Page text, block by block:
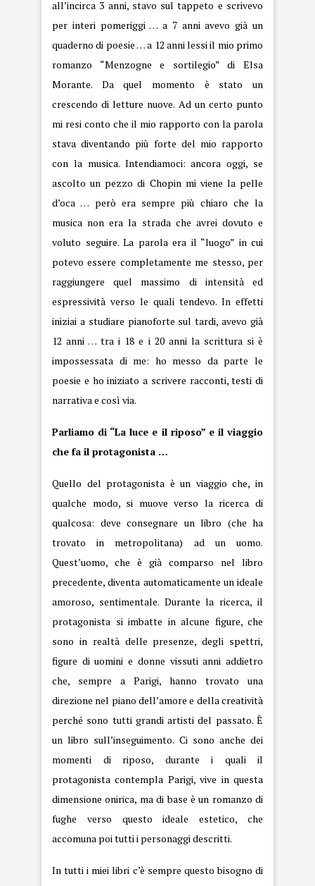
all’incirca 3 anni, stavo sul tappeto e scrivevo
per interi pomeriggi … a 7 anni avevo già un
quaderno di poesie … a 12 anni lessi il mio primo
romanzo “Menzogne e sortilegio” di Elsa
Morante. Da quel momento è stato un
crescendo di letture nuove. Ad un certo punto
mi resi conto che il mio rapporto con la parola
stava diventando più forte del mio rapporto
con la musica. Intendiamoci: ancora oggi, se
ascolto un pezzo di Chopin mi viene la pelle
d’oca … però era sempre più chiaro che la
musica non era la strada che avrei dovuto e
voluto seguire. La parola era il “luogo” in cui
potevo essere completamente me stesso, per
raggiungere quel massimo di intensità ed
espressività verso le quali tendevo. In effetti
iniziai a studiare pianoforte sul tardi, avevo già
12 anni … tra i 18 e i 20 anni la scrittura si è
impossessata di me: ho messo da parte le
poesie e ho iniziato a scrivere racconti, testi di
narrativa e così via.
Parliamo di “La luce e il riposo” e il viaggio
che fa il protagonista …
Quello del protagonista è un viaggio che, in
qualche modo, si muove verso la ricerca di
qualcosa: deve consegnare un libro (che ha
trovato in metropolitana) ad un uomo.
Quest’uomo, che è già comparso nel libro
precedente, diventa automaticamente un ideale
amoroso, sentimentale. Durante la ricerca, il
protagonista si imbatte in alcune figure, che
sono in realtà delle presenze, degli spettri,
figure di uomini e donne vissuti anni addietro
che, sempre a Parigi, hanno trovato una
direzione nel piano dell’amore e della creatività
perché sono tutti grandi artisti del passato. È
un libro sull’inseguimento. Ci sono anche dei
momenti di riposo, durante i quali il
protagonista contempla Parigi, vive in questa
dimensione onirica, ma di base è un romanzo di
fughe verso questo ideale estetico, che
accomuna poi tutti i personaggi descritti.
In tutti i miei libri c’è sempre questo bisogno di